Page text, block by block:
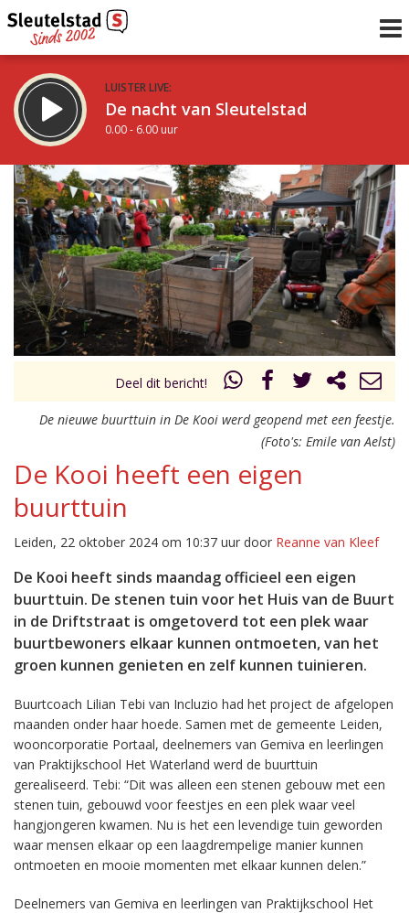
LUISTER LIVE:
De nacht van Sleutelstad
0.00 - 6.00 uur
STRAKS:
De ochtend van Sleutelstad
6.00 - 12.00 uur
Vorig uur
uur 1 van 0 Volgend uur
Inklappen
Deel dit bericht!
De nieuwe buurttuin in De Kooi werd geopend met een feestje.
(Foto's: Emile van Aelst)
De Kooi heeft een eigen
buurttuin
Leiden, 22 oktober 2024 om 10:37 uur door Reanne van Kleef
De Kooi heeft sinds maandag officieel een eigen
buurttuin. De stenen tuin voor het Huis van de Buurt
in de Driftstraat is omgetoverd tot een plek waar
buurtbewoners elkaar kunnen ontmoeten, van het
groen kunnen genieten en zelf kunnen tuinieren.
Buurtcoach Lilian Tebi van Incluzio had het project de afgelopen
maanden onder haar hoede. Samen met de gemeente Leiden,
wooncorporatie Portaal, deelnemers van Gemiva en leerlingen
van Praktijkschool Het Waterland werd de buurttuin
gerealiseerd. Tebi: “Dit was alleen een stenen gebouw met een
stenen tuin, gebouwd voor feestjes en een plek waar veel
hangjongeren kwamen. Nu is het een levendige tuin geworden
waar mensen elkaar op een laagdrempelige manier kunnen
ontmoeten en mooie momenten met elkaar kunnen delen.”
Deelnemers van Gemiva en leerlingen van Praktijkschool Het